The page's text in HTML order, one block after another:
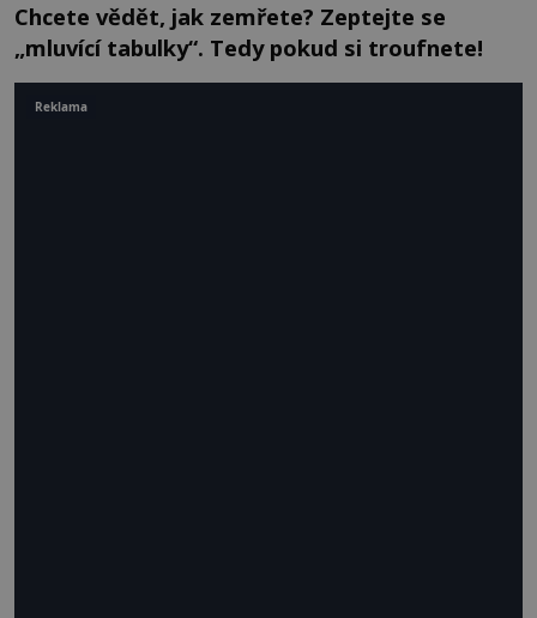
Chcete vědět, jak zemřete? Zeptejte se
„mluvící tabulky“. Tedy pokud si troufnete!
Reklama